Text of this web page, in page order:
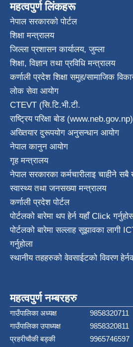
महत्वपुर्ण लिंकहरू
नेपाल सरकारको पोर्टल
शिक्षा मन्त्रालय
जिल्ला प्रशासन कार्यालय, जुम्ला
शिक्षा, विज्ञान तथा प्रविधि मन्त्रालय
कर्णाली प्रदेश शिक्षा समुह/सामाजिक
लोक सेवा आयोग
CTEVT (सि.टि.भी.टी.
राष्ट्रिय परिक्षा बाेड (www.neb.gov.np)
अख्तियार दुरूपयोग अनुसन्धान आयोग
नेपाल कानुन आयाेग
गृह मन्त्रालय
नेपाल सरकारका कर्मचारीलाइ चाहीने
स्वास्थ्य तथा जनस‌ख्या मन्त्रालय
कर्णाली प्रदेश पाेर्टल
पोर्टलको बारेमा थप हेर्नयहाँ Click
पोर्टलको बारेमा सल्लाह सूझावका लागी
गर्नुहोला
स्थानीय तहहरुको वेवसाईटको विवरण
महत्वपुर्ण नम्बरहरु
गाउँपालिका अध्यक्ष
9858320711
गाउँपालिका उपाध्यक्ष
9858320811
प्रहरीचौकी बड्की
9965746597